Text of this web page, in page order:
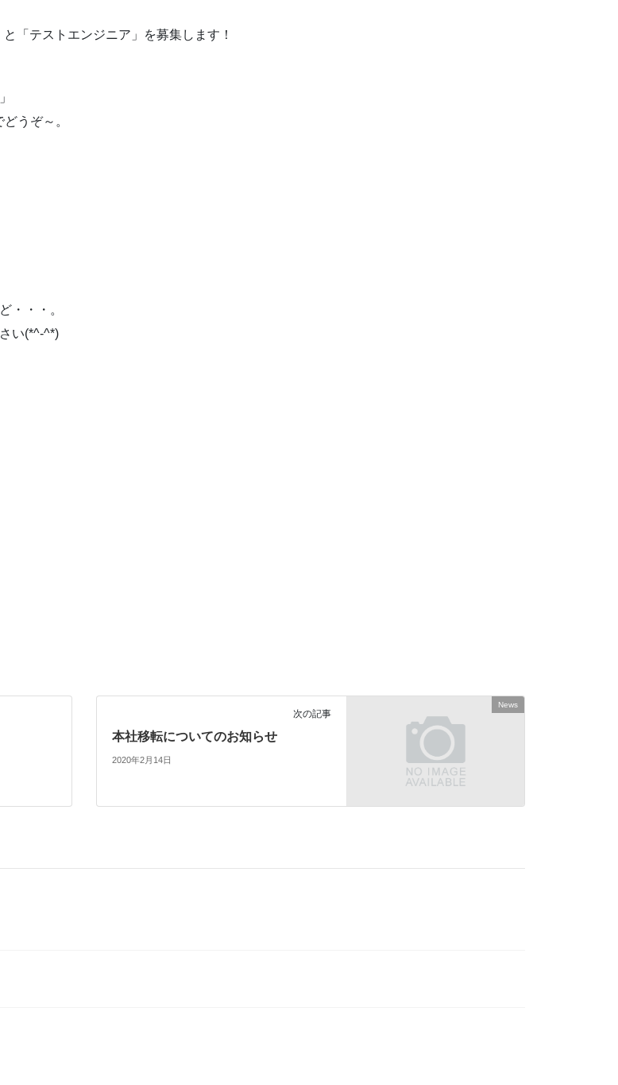
「テストエンジニア」を募集します！
うぞ～。
・・・。
い(*^-^*)
News
次の記事
本社移転についてのお知らせ
2020年2月14日